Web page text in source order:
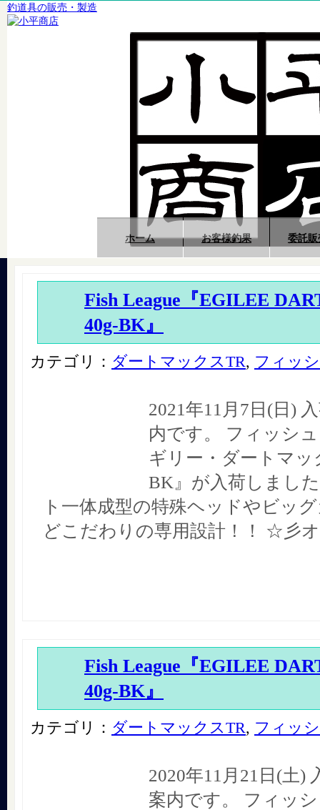
釣道具の販売・製造
ホーム お客様釣果 委託販
Fish League『EGILEE
40g-BK』
カテゴリ： ダートマックスTR, フィッ
2021年11月7日(日)
内です。 フィッシ
ギリー・ダートマッ
BK』が入荷しまし
ト一体成型の特殊ヘッドやビッ
どこだわりの専用設計！！ ☆彡
Fish League『EGILEE
40g-BK』
カテゴリ： ダートマックスTR, フィッ
2020年11月21日(土)
案内です。 フィッ